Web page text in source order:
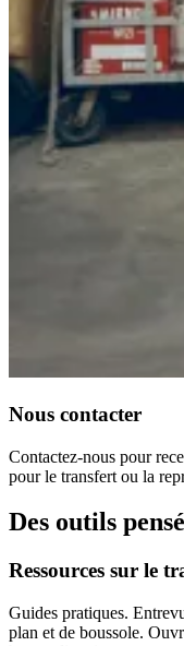
Nous contacter
Contactez-nous pour
pour le transfert ou la
Des outils
Ressources sur le
Guides pratiques.
plan et de boussole.